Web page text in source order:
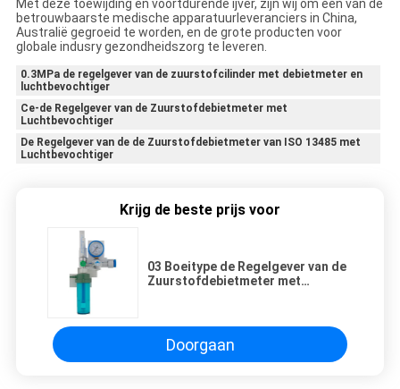
Met deze toewijding en voortdurende ijver, zijn wij om één van de
betrouwbaarste medische apparatuurleveranciers in China,
Australië gegroeid te worden, en de grote producten voor
globale indusry gezondheidszorg te leveren.
0.3MPa de regelgever van de zuurstofcilinder met debietmeter en
luchtbevochtiger
Ce-de Regelgever van de Zuurstofdebietmeter met
Luchtbevochtiger
De Regelgever van de de Zuurstofdebietmeter van ISO 13485 met
Luchtbevochtiger
Krijg de beste prijs voor
03 Boeitype de Regelgever van de
Zuurstofdebietmeter met
Doorgaan